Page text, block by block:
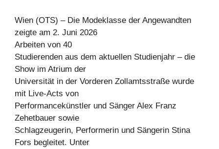
Wien (OTS) – Die Modeklasse der Angewandten
zeigte am 2. Juni 2026
Arbeiten von 40
Studierenden aus dem aktuellen Studienjahr – die
Show im Atrium der
Universität in der Vorderen Zollamtsstraße wurde
mit Live-Acts von
Performancekünstler und Sänger Alex Franz
Zehetbauer sowie
Schlagzeugerin, Performerin und Sängerin Stina
Fors begleitet. Unter